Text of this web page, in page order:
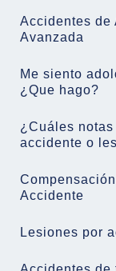
Accidentes de
Avanzada
Me siento
¿Que hago?
¿Cuáles
accidente o
Accidente
Lesiones por